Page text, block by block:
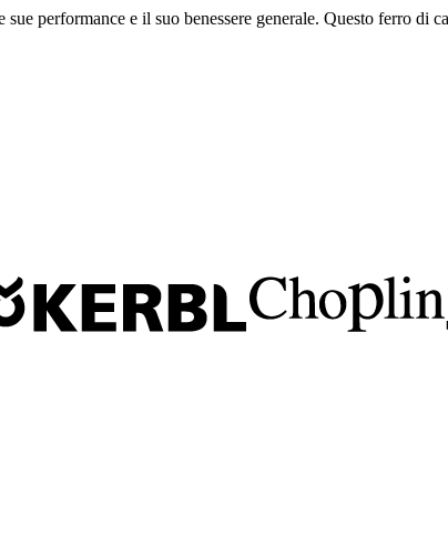
performance e il suo benessere generale. Questo ferro di